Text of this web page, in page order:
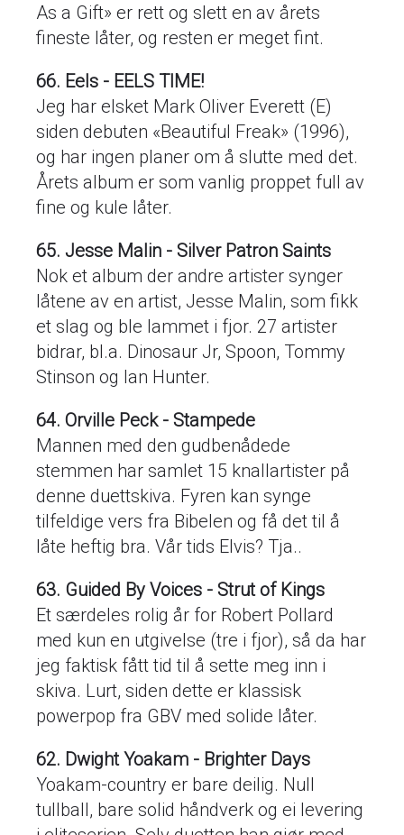
As a Gift» er rett og slett en av årets
fineste låter, og resten er meget fint.
66. Eels - EELS TIME!
Jeg har elsket Mark Oliver Everett (E)
siden debuten «Beautiful Freak» (1996),
og har ingen planer om å slutte med det.
Årets album er som vanlig proppet full av
fine og kule låter.
65. Jesse Malin - Silver Patron Saints
Nok et album der andre artister synger
låtene av en artist, Jesse Malin, som fikk
et slag og ble lammet i fjor. 27 artister
bidrar, bl.a. Dinosaur Jr, Spoon, Tommy
Stinson og Ian Hunter.
64. Orville Peck - Stampede
Mannen med den gudbenådede
stemmen har samlet 15 knallartister på
denne duettskiva. Fyren kan synge
tilfeldige vers fra Bibelen og få det til å
låte heftig bra. Vår tids Elvis? Tja..
63. Guided By Voices - Strut of Kings
Et særdeles rolig år for Robert Pollard
med kun en utgivelse (tre i fjor), så da har
jeg faktisk fått tid til å sette meg inn i
skiva. Lurt, siden dette er klassisk
powerpop fra GBV med solide låter.
62. Dwight Yoakam - Brighter Days
Yoakam-country er bare deilig. Null
tullball, bare solid håndverk og ei levering